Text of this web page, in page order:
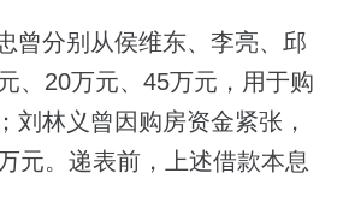
曾分别从侯维东、李亮、邱
、20万元、45万元，用于购
刘林义曾因购房资金紧张，
元。递表前，上述借款本息